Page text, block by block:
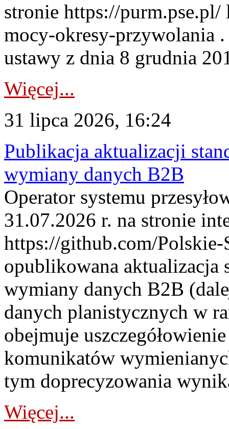
stronie https://
mocy-okresy-przywolania
ustawy z dnia 8 grudnia
Więcej...
31 lipca 2026, 16:24
Publikacja aktualizacji
wymiany danych B2B
Operator systemu
31.07.2026 r. na stronie
https://github.com/Polskie-
opublikowana aktualizacja
wymiany danych B2B
danych planistycznych w
obejmuje
komunikatów
tym doprecyzowania
Więcej...